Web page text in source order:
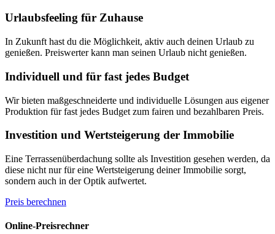
Urlaubsfeeling für Zuhause
In Zukunft hast du die Möglichkeit, aktiv auch deinen Urlaub zu
genießen. Preiswerter kann man seinen Urlaub nicht genießen.
Individuell und für fast jedes Budget
Wir bieten maßgeschneiderte und individuelle Lösungen aus eigener
Produktion für fast jedes Budget zum fairen und bezahlbaren Preis.
Investition und Wertsteigerung der Immobilie
Eine Terrassenüberdachung sollte als Investition gesehen werden, da
diese nicht nur für eine Wertsteigerung deiner Immobilie sorgt,
sondern auch in der Optik aufwertet.
Preis berechnen
Online-Preisrechner